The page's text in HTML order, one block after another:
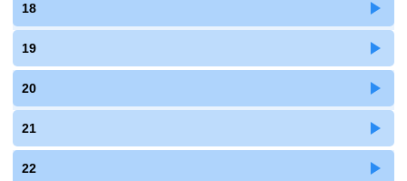
18
19
20
21
22